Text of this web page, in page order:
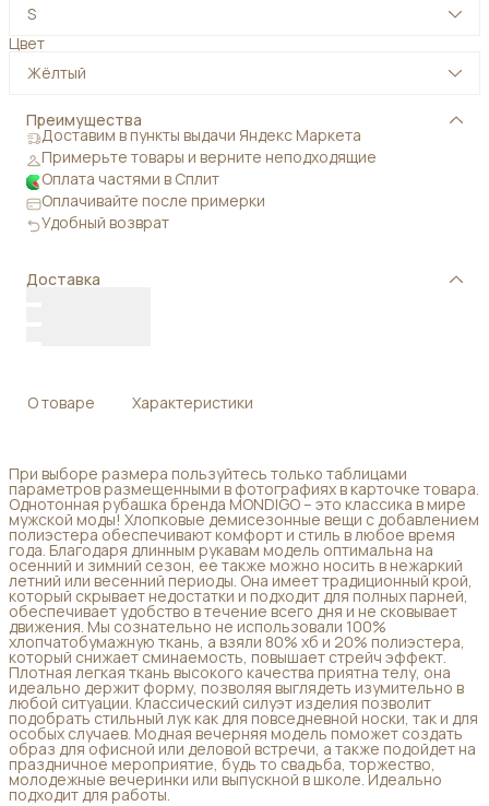
S
Цвет
Жёлтый
Преимущества
Доставим в пункты выдачи Яндекс Маркета
Примерьте товары и верните неподходящие
Оплата частями в Сплит
Оплачивайте после примерки
Удобный возврат
Доставка
О товаре Характеристики
При выборе размера пользуйтесь только таблицами
параметров размещенными в фотографиях в карточке товара.
Однотонная рубашка бренда MONDIGO – это классика в мире
мужской моды! Хлопковые демисезонные вещи с добавлением
полиэстера обеспечивают комфорт и стиль в любое время
года. Благодаря длинным рукавам модель оптимальна на
осенний и зимний сезон, ее также можно носить в нежаркий
летний или весенний периоды. Она имеет традиционный крой,
который скрывает недостатки и подходит для полных парней,
обеспечивает удобство в течение всего дня и не сковывает
движения. Мы сознательно не использовали 100%
хлопчатобумажную ткань, а взяли 80% хб и 20% полиэстера,
который снижает сминаемость, повышает стрейч эффект.
Плотная легкая ткань высокого качества приятна телу, она
идеально держит форму, позволяя выглядеть изумительно в
любой ситуации. Классический силуэт изделия позволит
подобрать стильный лук как для повседневной носки, так и для
особых случаев. Модная вечерняя модель поможет создать
образ для офисной или деловой встречи, а также подойдет на
праздничное мероприятие, будь то свадьба, торжество,
молодежные вечеринки или выпускной в школе. Идеально
подходит для работы.